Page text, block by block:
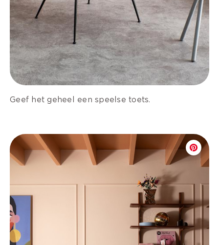
Geef het geheel een speelse toets.